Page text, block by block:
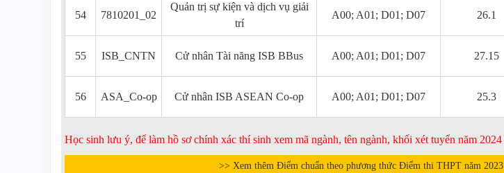
54 7810201_02
Quản trị sự kiện và dịch vụ giải
trí
A00; A01; D01; D07 26.1
55 ISB_CNTN Cử nhân Tài năng ISB BBus A00; A01; D01; D07 27.15
56 ASA_Co-op Cử nhân ISB ASEAN Co-op A00; A01; D01; D07 25.3
Học sinh lưu ý, để làm hồ sơ chính xác thí sinh xem mã ngành, tên ngành, khối xét tuyển năm 2024
>> Xem thêm Điểm chuẩn theo phương thức Điểm thi THPT năm 2023